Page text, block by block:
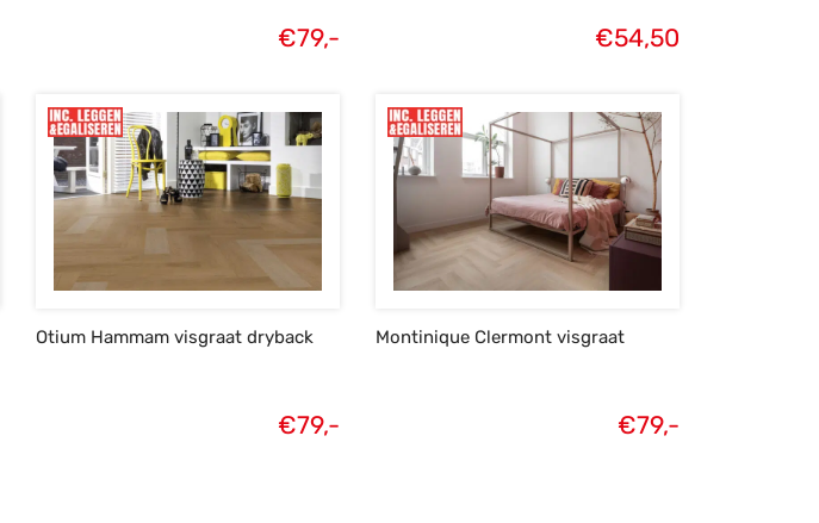
€79,- €54,50
Otium Hammam visgraat dryback
€79,-
Montinique Clermont visgraat
€79,-